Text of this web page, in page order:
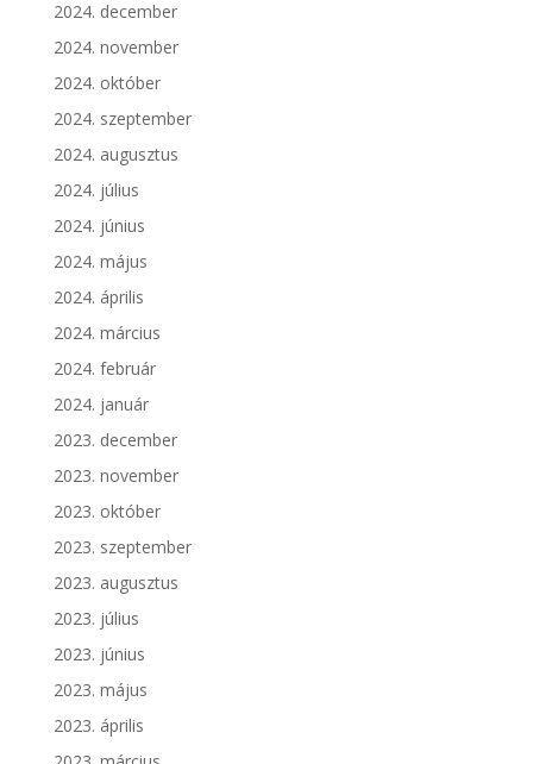
2024. december
2024. november
2024. október
2024. szeptember
2024. augusztus
2024. július
2024. június
2024. május
2024. április
2024. március
2024. február
2024. január
2023. december
2023. november
2023. október
2023. szeptember
2023. augusztus
2023. július
2023. június
2023. május
2023. április